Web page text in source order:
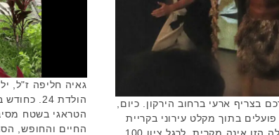
גאיה חליפה ז"ל,
הולדת
הטראגי בשטח
החיים והחופש,
בצריף ארעי ברחוב הירקון. כיום,
בתוך מקלט עירוני בקריית